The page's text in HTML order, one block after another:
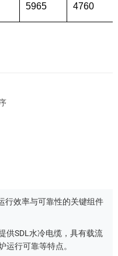
5965 4760
行效率与可靠性的关键组件
供SDL水冷电缆，具有载流
运行可靠等特点。